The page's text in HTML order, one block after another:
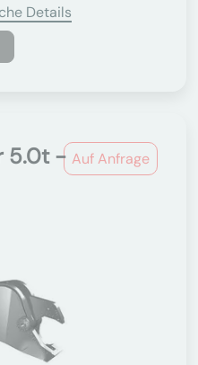
Details
Auf Anfrage
5.0t -